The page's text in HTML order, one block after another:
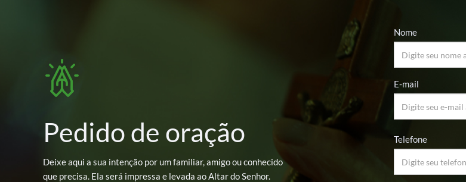
Pedido de oração
Deixe aqui a sua intenção por um familiar, amigo ou conhecido
que precisa. Ela será impressa e levada ao Altar do Senhor.
Nome
E-mail
Telefone